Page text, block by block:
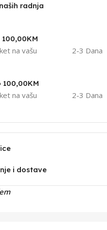
radnja
na vašu
2-3 Dana
na vašu
2-3 Dana
i dostave